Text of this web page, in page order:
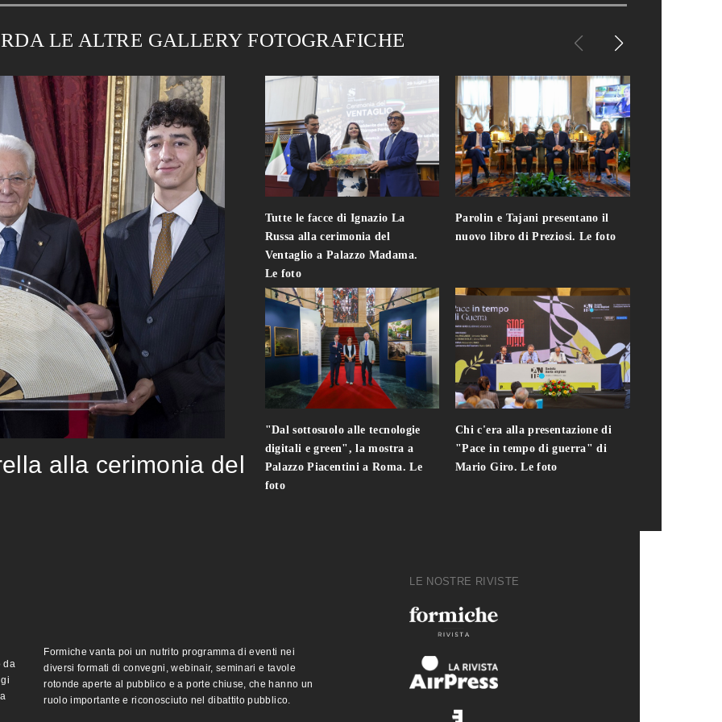
LE ALTRE GALLERY FOTOGRAFICHE
alla cerimonia del
Tutte le facce di Ignazio La
Russa alla cerimonia del
Ventaglio a Palazzo Madama.
Le foto
"Dal sottosuolo alle tecnologie
digitali e green", la mostra a
Palazzo Piacentini a Roma. Le
foto
Parolin e Tajani presentano il
nuovo libro di Preziosi. Le foto
Chi c'era alla presentazione di
"Pace in tempo di guerra" di
Mario Giro. Le foto
da
Formiche vanta poi un nutrito programma di eventi nei
diversi formati di convegni, webinair, seminari e tavole
rotonde aperte al pubblico e a porte chiuse, che hanno un
ruolo importante e riconosciuto nel dibattito pubblico.
LE NOSTRE RIVISTE